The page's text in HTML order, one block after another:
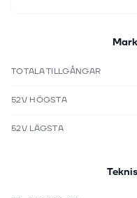
TOTALA TILLGÅNGAR
52V HÖGSTA
52V LÄGSTA